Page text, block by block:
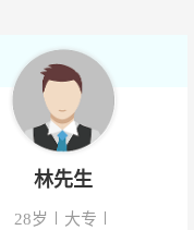
林先生
28岁 大专